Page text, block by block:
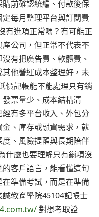
前確認統編、付款後保
每月整理平台與訂閱費
有進項正常嗎？有可能正
公司，但正常不代表不
有把廣告費、軟體費、
他營運成本整理好，未
價記帳能不能處理只有銷
票量少、成本結構清
有多平台收入、外包分
、庫存或融資需求，就
、風險提醒與長期陪伴
什麼也要理解只有銷項沒
客戶語言，能看懂這句
準備考試，而是在準備
教育學院45104記帳士
對想考取證